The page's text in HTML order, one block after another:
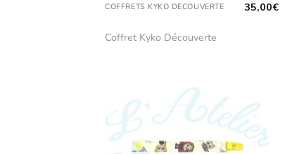
COFFRETS KYKO DÉCOUVERTE
Coffret Kyko Découverte
35,00€